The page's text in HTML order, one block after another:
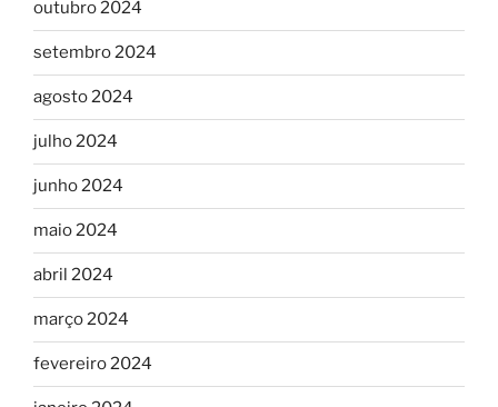
outubro 2024
setembro 2024
agosto 2024
julho 2024
junho 2024
maio 2024
abril 2024
março 2024
fevereiro 2024